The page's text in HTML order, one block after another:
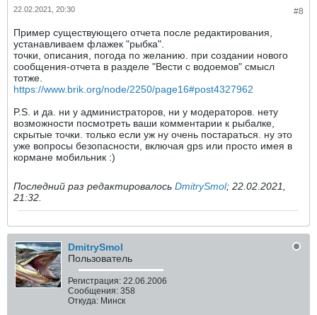
#8
22.02.2021, 20:30
Пример существующего отчета после редактирования,
устанавливаем флажек "рыбка".
точки, описания, погода по желанию. при создании нового
сообщения-отчета в разделе "Вести с водоемов" смысл
тотже.
https://www.brik.org/node/2250/page16#post4327962
P.S. и да. ни у администраторов, ни у модераторов. нету
возможности посмотреть ваши комментарии к рыбалке,
скрытые точки. только если уж ну очень постараться. ну это
уже вопросы безопасности, включая gps или просто имея в
кормане мобильник :)
Последний раз редактировалось DmitrySmol; 22.02.2021,
21:32
DmitrySmol
Пользователь
Регистрация: 22.06.2006
Сообщения: 358
Откуда: Минск